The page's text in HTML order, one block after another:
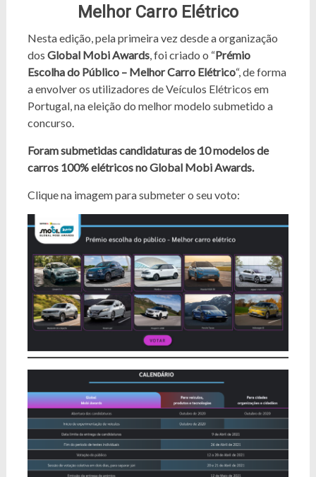
Melhor Carro Elétrico
Nesta edição, pela primeira vez desde a organização
dos Global Mobi Awards, foi criado o “Prémio
Escolha do Público – Melhor Carro Elétrico“, de forma
a envolver os utilizadores de Veículos Elétricos em
Portugal, na eleição do melhor modelo submetido a
concurso.
Foram submetidas candidaturas de 10 modelos de
carros 100% elétricos no Global Mobi Awards.
Clique na imagem para submeter o seu voto: